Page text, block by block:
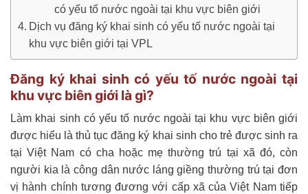
có yếu tố nước ngoài tại khu vực biên giới
Dịch vụ đăng ký khai sinh có yếu tố nước ngoài tại
khu vực biên giới tại VPL
Đăng ký khai sinh có yếu tố nước ngoài tại
khu vực biên giới là gì?
Làm khai sinh có yếu tố nước ngoài tại khu vực biên giới
được hiểu là thủ tục đăng ký khai sinh cho trẻ được sinh ra
tại Việt Nam có cha hoặc mẹ thường trú tại xã đó, còn
người kia là công dân nước láng giềng thường trú tại đơn
vị hành chính tương đương với cấp xã của Việt Nam tiếp